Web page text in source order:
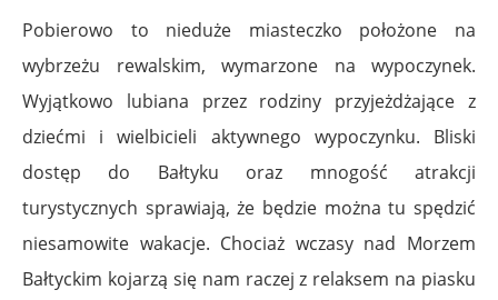
Pobierowo to nieduże miasteczko położone na
wybrzeżu rewalskim, wymarzone na wypoczynek.
Wyjątkowo lubiana przez rodziny przyjeżdżające z
dziećmi i wielbicieli aktywnego wypoczynku. Bliski
dostęp do Bałtyku oraz mnogość atrakcji
turystycznych sprawiają, że będzie można tu spędzić
niesamowite wakacje. Chociaż wczasy nad Morzem
Bałtyckim kojarzą się nam raczej z relaksem na piasku